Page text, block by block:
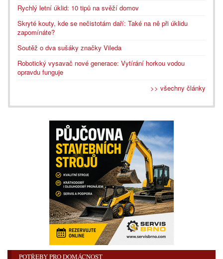
Rychlý letní úklid: 10 tipů na svěží domov
Skryté kouty, kde se nečistotám daří: Také na ně při úklidu
zapomínáte?
Soutěž o dva sušáky značky Vileda
Robotický vysavač nové generace: Vytírání horkou vodou
opravdu funguje
>> všechny články
POTŘEBY PRO DOMÁCNOST